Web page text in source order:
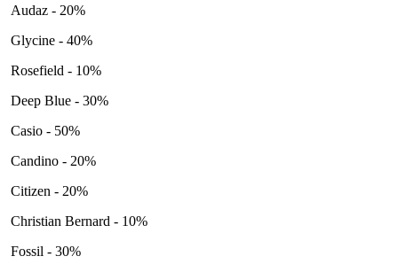
Audaz - 20%
Glycine - 40%
Rosefield - 10%
Deep Blue - 30%
Casio - 50%
Candino - 20%
Citizen - 20%
Christian Bernard - 10%
Fossil - 30%